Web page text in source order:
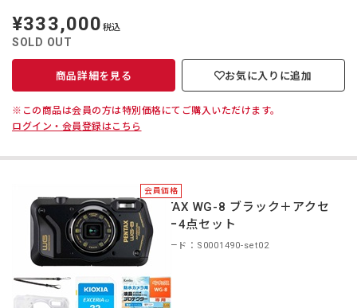
定
価
¥333,000 税込
SOLD OUT
商品詳細を見る お気に入りに追加
※この商品は会員の方は特別価格にてご購入いただけます。
ログイン・会員登録はこちら
会員価格
PENTAX WG-8 ブラック＋アクセ
サリー4点セット
商品コード：S0001490-set02